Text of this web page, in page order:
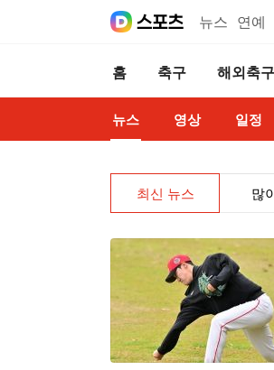
뉴스 연예
홈 축구 해외축구
뉴스 영상 일정
최신 뉴스 많